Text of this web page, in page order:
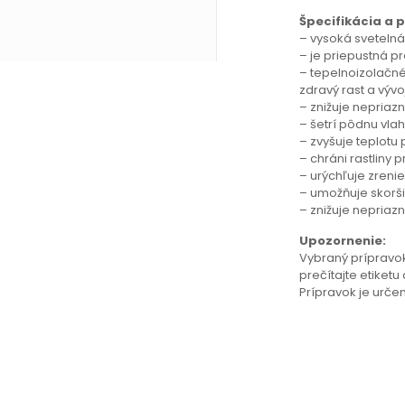
Špecifikácia a
– vysoká
– je priepustná
–
zdravý rast a
– znižuje
– šetrí pôdnu
– zvyšuje teplotu
– chráni rastliny
– urýchľuje
– umožňuje
– znižuje
Upozornenie:
Vybraný
prečítajte etiketu
Prípravok je